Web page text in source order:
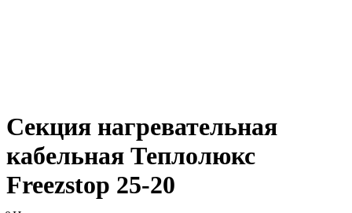
Секция нагревательная
кабельная Теплолюкс
Freezstop 25-20